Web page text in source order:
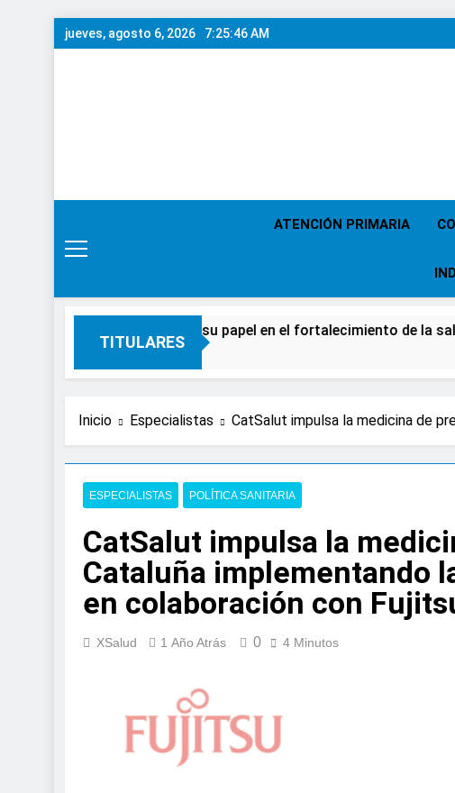
Saltar
al
jueves, agosto 6, 2026 7:25:47 AM
ATENCIÓN PRIMARIA
TITULARES
reivindicará su papel en el fortalecimiento de la salud de la
Inicio Especialistas CatSalut impulsa la medicina de
ESPECIALISTAS POLÍTICA SANITARIA
CatSalut impulsa la
Cataluña implementando
en colaboración con
XSalud 1 Año Atrás 0 4 Minutos